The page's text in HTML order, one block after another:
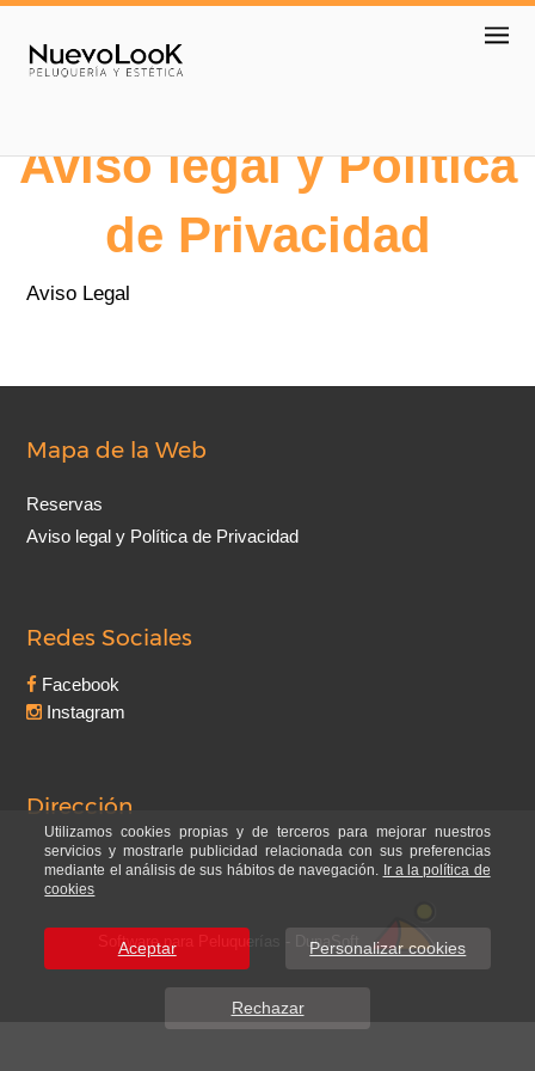
Aviso legal y Política
de Privacidad
Aviso Legal
Mapa de la Web
Reservas
Aviso legal y Política de Privacidad
Redes Sociales
Facebook
Instagram
Dirección
Software para Peluquerías - DunaSoft
Utilizamos cookies propias y de terceros para mejorar nuestros
servicios y mostrarle publicidad relacionada con sus preferencias
mediante el análisis de sus hábitos de navegación. Ir a la política de
cookies
Aceptar Personalizar cookies
Rechazar